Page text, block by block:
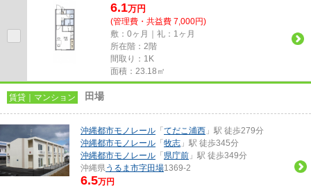
6.1万円
(管理費・共益費 7,000円)
敷：0ヶ月｜礼：1ヶ月
所在階：2階
間取り：1K
面積：23.18㎡
賃貸｜マンション 田場
沖縄都市モノレール 「 てだこ浦西 」駅 徒歩279分
沖縄都市モノレール 「 牧志 」駅 徒歩345分
沖縄都市モノレール 「 県庁前 」駅 徒歩349分
沖縄県うるま市字田場1369-2
6.5万円